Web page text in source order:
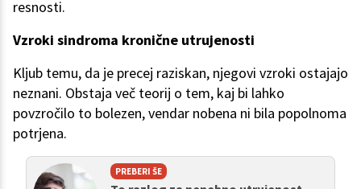
resnosti.
Vzroki sindroma kronične utrujenosti
Kljub temu, da je precej raziskan, njegovi vzroki ostajajo
neznani. Obstaja več teorij o tem, kaj bi lahko
povzročilo to bolezen, vendar nobena ni bila popolnoma
potrjena.
PREBERI ŠE